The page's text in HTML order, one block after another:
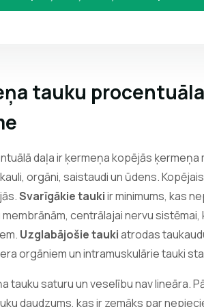
tauku
daļa ir ķermeņa kopējās ķermeņa
orgāni, saistaudi un ūdens.
Svarīgākie taukiir minimums, kas
centrālajai nervu
Uzglabājošie taukiatrodas
orgāniem un intramuskulārie tauki
tauku saturu un veselību nav lineāra.
daudzums, kas ir zemāks par